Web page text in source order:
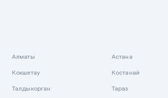
Алматы Астана
Кокшетау Костанай
Талдыкорган Тараз